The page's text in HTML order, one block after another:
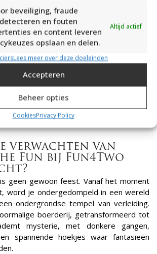
beveiliging, fraude
en fouten
en content leveren
opslaan en delen.
Altijd actief
Lees meer over deze doeleinden
Accepteren
Beheer opties
CookiesPrivacy Policy
Fun4Two in Moordrecht, heeft zich
van de bekendste fetish events van
editie trekt een kleurrijke mix van
nieuwkomers tot ervaren
een nacht vol muziek, sensualiteit en
je wat je kunt verwachten van Kinky @
dresscode werkt, wat de sfeer zo
en waarom dit feest perfect is voor
zoek is naar vrijheid, verleiding en
verwachten van
Fun bij Fun4Two
geen gewoon feest. Vanaf het moment
word je ondergedompeld in een wereld
ondergrondse tempel van verleiding.
boerderij, getransformeerd tot
mysterie, met donkere gangen,
spannende hoekjes waar fantasieën